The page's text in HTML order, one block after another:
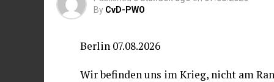
By CvD-PWO
Berlin 07.08.2026
Wir befinden uns im Krieg, nicht am